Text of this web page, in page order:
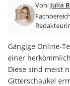
Laufrad
Kinderschubkarre
Kinderuhr
Babyphone
Treppenschutzgitter
Kindersitz ab 4
Von: Julia
Gängige Online-
einer
Diese sind meist
Gitterschaukel